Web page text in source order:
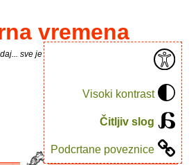
Visoki kontrast
Čitljiv slog
Podcrtane poveznice
vremena
sve je puno knjiga.